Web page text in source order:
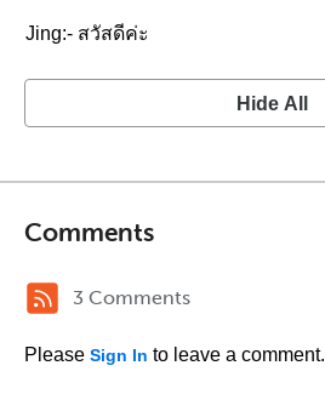
Jing:- สวัสดีค่ะ
Hide All
Comments
3 Comments
Please Sign In to leave a comment.